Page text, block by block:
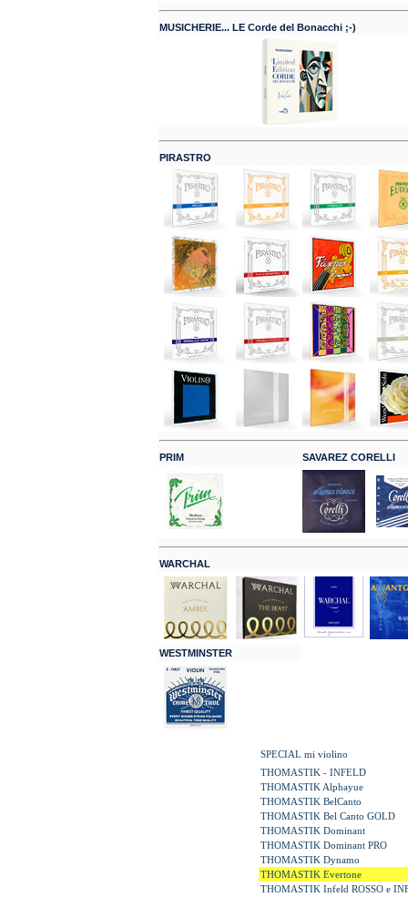
MUSICHERIE... LE Corde del Bonacchi ;-)
PIRASTRO
PRIM SAVAREZ CORELLI
WARCHAL
WESTMINSTER
SPECIAL mi violino
THOMASTIK - INFELD
THOMASTIK Alphayue
THOMASTIK BelCanto
THOMASTIK Bel Canto GOLD
THOMASTIK Dominant
THOMASTIK Dominant PRO
THOMASTIK Dynamo
THOMASTIK Evertone
THOMASTIK Infeld ROSSO e